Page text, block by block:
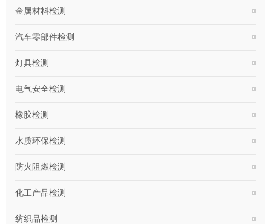
金属材料检测
汽车零部件检测
灯具检测
电气安全检测
橡胶检测
水质环保检测
防火阻燃检测
化工产品检测
纺织品检测